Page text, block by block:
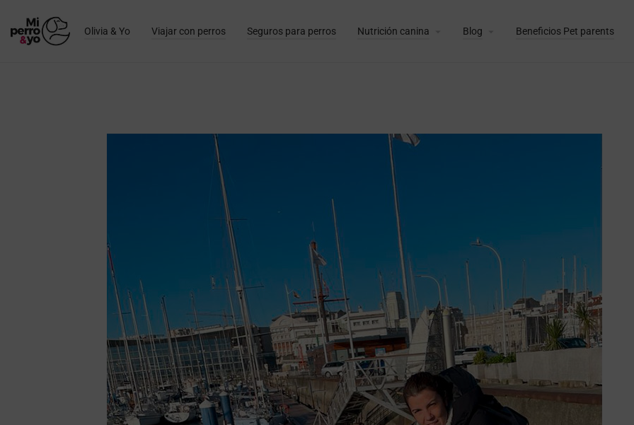
Olivia & Yo Viajar con perros Seguros para perros Nutrición canina Blog Beneficios Pet parents